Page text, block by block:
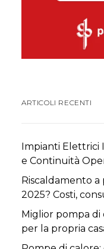
ARTICOLI RECENTI
Impianti Elettrici
e Continuità
Riscaldamento a
2025? Costi,
Miglior pompa di
per la propria